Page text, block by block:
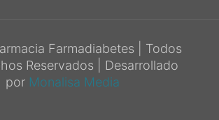
Farmadiabetes | Todos
Reservados | Desarrollado
por Monalisa Media